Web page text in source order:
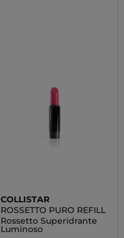
COLLISTAR
ROSSETTO PURO REFILL
Rossetto Superidrante
Luminoso